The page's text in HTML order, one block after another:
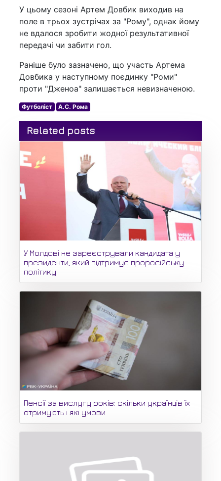
У цьому сезоні Артем Довбик виходив на
поле в трьох зустрічах за "Рому", однак йому
не вдалося зробити жодної результативної
передачі чи забити гол.
Раніше було зазначено, що участь Артема
Довбика у наступному поєдинку "Роми"
проти "Дженоа" залишається невизначеною.
Футболіст А.С. Рома
Related posts
У Молдові не зареєстрували кандидата у
президенти, який підтримує проросійську
політику.
Пенсії за вислугу років: скільки українців їх
отримують і які умови